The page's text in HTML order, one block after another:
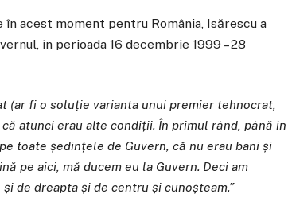
acest moment pentru România, Isărescu a
în perioada 16 decembrie 1999 – 28
(ar fi o soluție varianta unui premier tehnocrat,
atunci erau alte condiții. În primul rând, până în
toate ședințele de Guvern, că nu erau bani și
pe aici, mă ducem eu la Guvern. Deci am
de dreapta și de centru și cunoșteam.”